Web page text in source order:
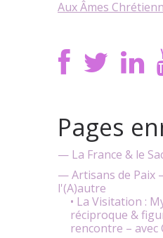
Aux Âmes
Pages
— La France & le
— Artisans de Paix
l'(A)autre
• La Visitation :
réciproque &
rencontre – avec